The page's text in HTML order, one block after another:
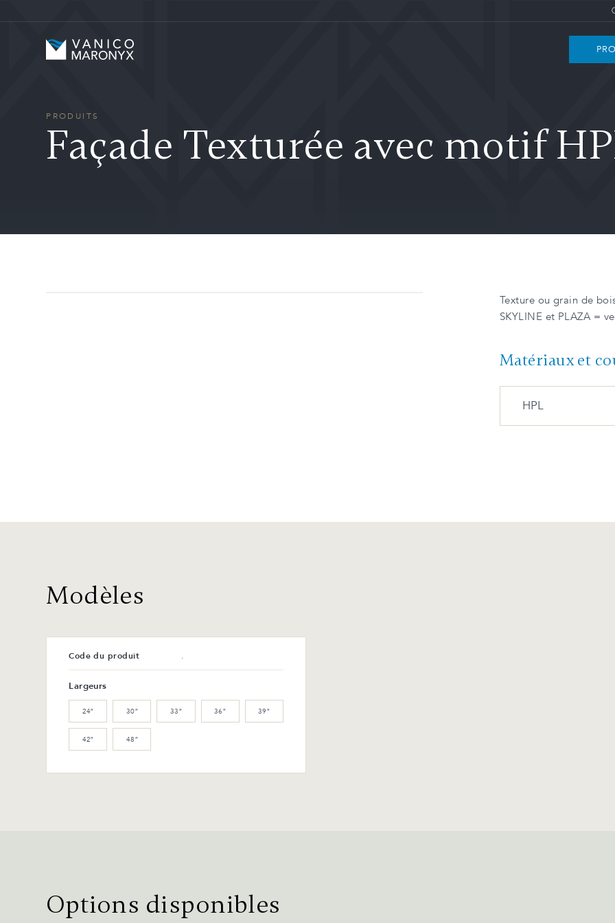
Vanico-Maronyx
PRODUITS
Façade Texturée avec motif
Texture ou grain de
SKYLINE et PLAZA =
Matériaux et
HPL
Modèles
Code du produit .
Largeurs
24″ 30″ 33″ 36″ 39″
42″ 48″
Options disponibles